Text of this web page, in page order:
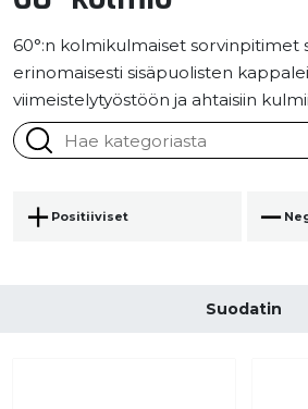
60°:n kolmikulmaiset sorvinpitimet
erinomaisesti sisäpuolisten
viimeistelytyöstöön ja ahtaisiin
Positiiviset
Suodatin